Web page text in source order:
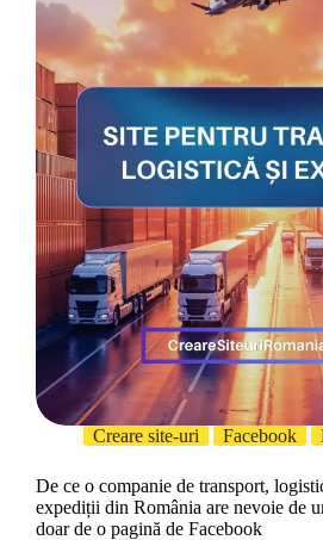
Creare site-uri Facebook
De ce o companie de transport,
expediții din România are nevoie de
doar de o pagină de Facebook